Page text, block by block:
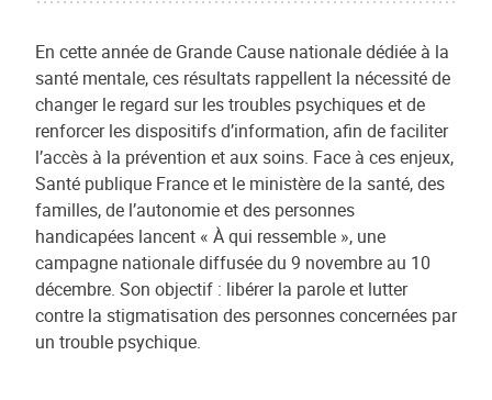
En cette année de Grande Cause nationale dédiée à la
santé mentale, ces résultats rappellent la nécessité de
changer le regard sur les troubles psychiques et de
renforcer les dispositifs d’information, afin de faciliter
l’accès à la prévention et aux soins. Face à ces enjeux,
Santé publique France et le ministère de la santé, des
familles, de l’autonomie et des personnes
handicapées lancent « À qui ressemble », une
campagne nationale diffusée du 9 novembre au 10
décembre. Son objectif : libérer la parole et lutter
contre la stigmatisation des personnes concernées par
un trouble psychique.